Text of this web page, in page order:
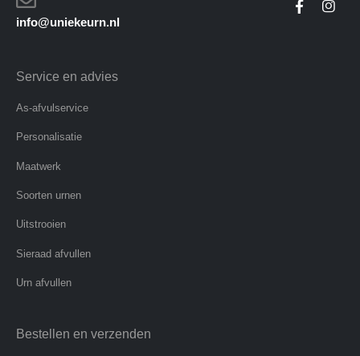
info@uniekeurn.nl
Service en advies
As-afvulservice
Personalisatie
Maatwerk
Soorten urnen
Uitstrooien
Sieraad afvullen
Urn afvullen
Bestellen en verzenden